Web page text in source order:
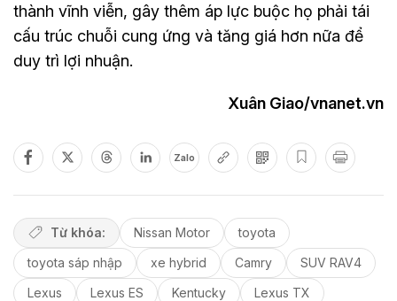
thành vĩnh viễn, gây thêm áp lực buộc họ phải tái
cấu trúc chuỗi cung ứng và tăng giá hơn nữa để
duy trì lợi nhuận.
Xuân Giao/vnanet.vn
Zalo
Từ khóa: Nissan Motor
toyota
toyota sáp nhập
xe hybrid Camry
SUV RAV4
Lexus
Lexus ES Kentucky
Lexus TX